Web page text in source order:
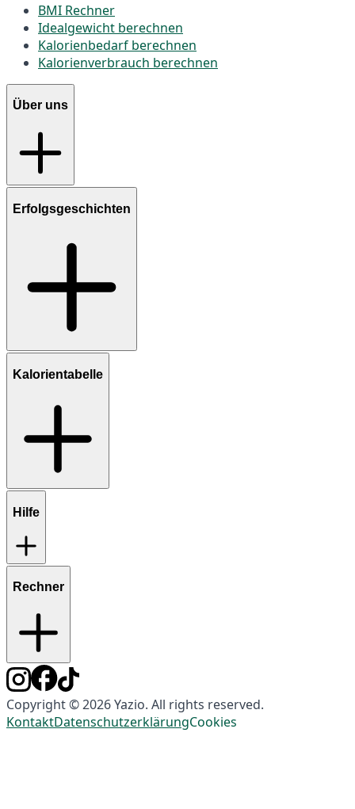
BMI Rechner
Idealgewicht berechnen
Kalorienbedarf berechnen
Kalorienverbrauch berechnen
Über uns
Erfolgsgeschichten
Kalorientabelle
Hilfe
Rechner
Copyright © 2026 Yazio. All rights reserved.
KontaktDatenschutzerklärungCookies